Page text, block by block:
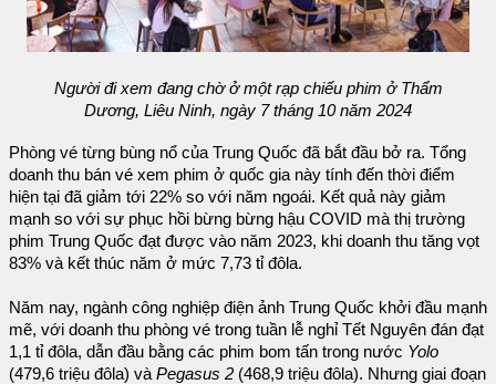
Người đi xem đang chờ ở một rạp chiếu phim ở Thẩm
Dương, Liêu Ninh, ngày 7 tháng 10 năm 2024
Phòng vé từng bùng nổ của Trung Quốc đã bắt đầu bở ra. Tổng
doanh thu bán vé xem phim ở quốc gia này tính đến thời điểm
hiện tại đã giảm tới 22% so với năm ngoái. Kết quả này giảm
mạnh so với sự phục hồi bừng bừng hậu COVID mà thị trường
phim Trung Quốc đạt được vào năm 2023, khi doanh thu tăng vọt
83% và kết thúc năm ở mức 7,73 tỉ đôla.
Năm nay, ngành công nghiệp điện ảnh Trung Quốc khởi đầu mạnh
mẽ, với doanh thu phòng vé trong tuần lễ nghỉ Tết Nguyên đán đạt
1,1 tỉ đôla, dẫn đầu bằng các phim bom tấn trong nước Yolo
(479,6 triệu đôla) và Pegasus 2 (468,9 triệu đôla). Nhưng giai đoạn